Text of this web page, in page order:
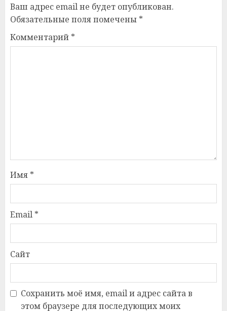
Ваш адрес email не будет опубликован.
Обязательные поля помечены *
Комментарий *
Имя *
Email *
Сайт
Сохранить моё имя, email и адрес сайта в
этом браузере для последующих моих